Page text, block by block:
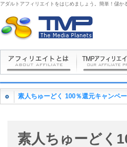
アダルトアフィリエイトをはじめましょう。簡単！儲か
素人ちゅーどく 100％還元キャンペ
素人ちゅーどく